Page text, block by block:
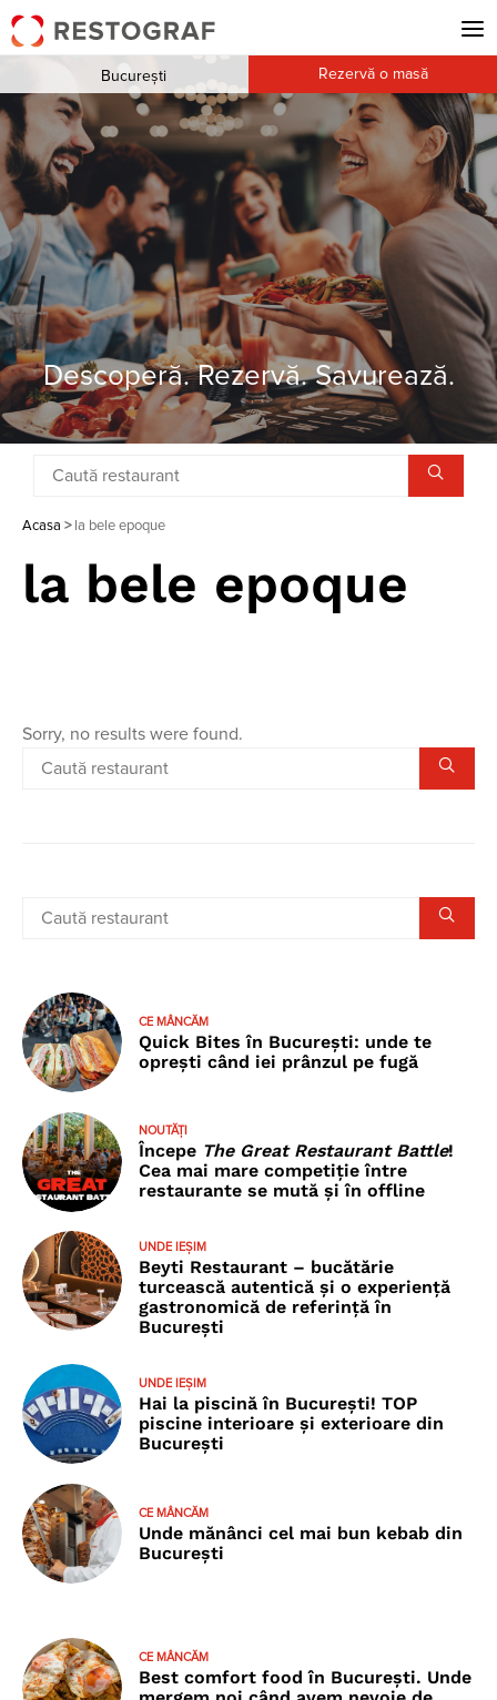
Descoperă. Rezervă. Savurează.
București Rezervă o masă
Acasa > la bele epoque
la bele epoque
Sorry, no results were found.
CE MÂNCĂM
Quick Bites în București: unde te
oprești când iei prânzul pe fugă
NOUTĂȚI
Începe The Great Restaurant Battle!
Cea mai mare competiție între
restaurante se mută și în offline
UNDE IEȘIM
Beyti Restaurant – bucătărie
turcească autentică și o experiență
gastronomică de referință în
București
UNDE IEȘIM
Hai la piscină în București! TOP
piscine interioare și exterioare din
București
CE MÂNCĂM
Unde mănânci cel mai bun kebab din
București
CE MÂNCĂM
Best comfort food în București. Unde